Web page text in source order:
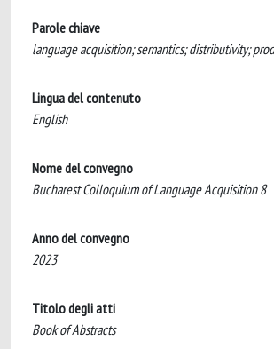
Parole chiave
language acquisition; semantics; distributivity;
Lingua del contenuto
English
Nome del convegno
Bucharest Colloquium of Language Acquisition 8
Anno del convegno
2023
Titolo degli atti
Book of Abstracts